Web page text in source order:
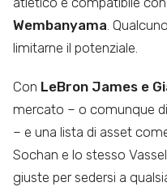
Wembanyama .
limitarne il potenziale.
Con LeBron James e
mercato – o comunque
– e una lista di asset
Sochan e lo stesso
giuste per sedersi a